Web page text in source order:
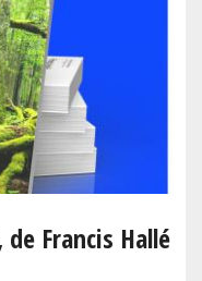
Francis Hallé